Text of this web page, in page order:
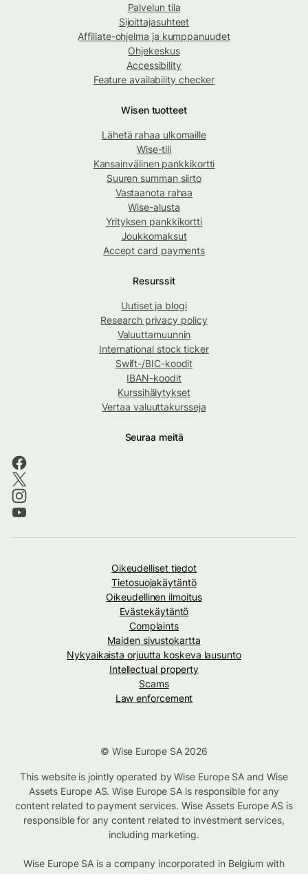
Palvelun tila
Sijoittajasuhteet
Affiliate-ohjelma ja kumppanuudet
Ohjekeskus
Accessibility
Feature availability checker
Wisen tuotteet
Lähetä rahaa ulkomaille
Wise-tili
Kansainvälinen pankkikortti
Suuren summan siirto
Vastaanota rahaa
Wise-alusta
Yrityksen pankkikortti
Joukkomaksut
Accept card payments
Resurssit
Uutiset ja blogi
Research privacy policy
Valuuttamuunnin
International stock ticker
Swift-/BIC-koodit
IBAN-koodit
Kurssihälytykset
Vertaa valuuttakursseja
Seuraa meitä
Oikeudelliset tiedot
Tietosuojakäytäntö
Oikeudellinen ilmoitus
Evästekäytäntö
Complaints
Maiden sivustokartta
Nykyaikaista orjuutta koskeva lausunto
Intellectual property
Scams
Law enforcement
© Wise Europe SA 2026
This website is jointly operated by Wise Europe SA and Wise
Assets Europe AS. Wise Europe SA is responsible for any
content related to payment services. Wise Assets Europe AS is
responsible for any content related to investment services,
including marketing.
Wise Europe SA is a company incorporated in Belgium with